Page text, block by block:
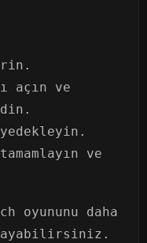
açın ve
ve
oyununu daha